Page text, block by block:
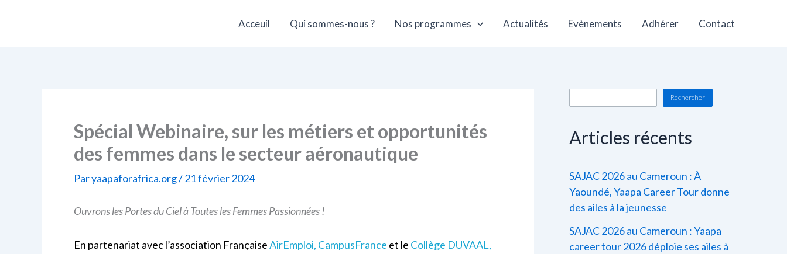
Acceuil Qui sommes-nous ? Nos programmes Actualités Evènements Adhérer Contact
Spécial Webinaire, sur les métiers et opportunités
des femmes dans le secteur aéronautique
Paryaapaforafrica.org/21 février 2024
Ouvrons les Portes du Ciel à Toutes les Femmes Passionnées !
En partenariat avec l’association FrançaiseAirEmploi, CampusFrance et le Collège DUVAAL,
e
c
h
Rechercher
Articles récents
SAJAC 2026 au Cameroun : À
Yaoundé, Yaapa Career Tour donne
des ailes à la jeunesse
SAJAC 2026 au Cameroun : Yaapa
career tour 2026 déploie ses ailes à